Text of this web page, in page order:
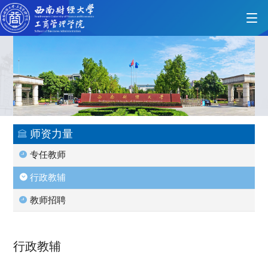
首页
人才培养
师资力量
专任教师
行政教辅
教师招聘
行政教辅